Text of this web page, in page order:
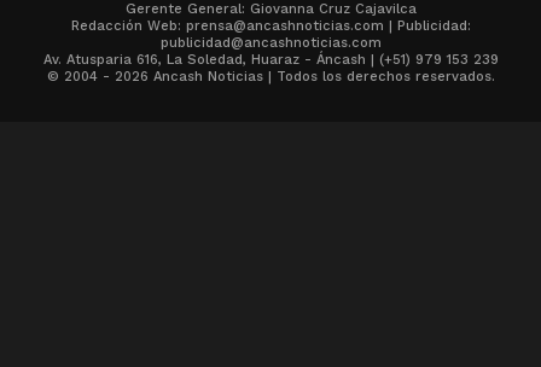
Gerente General: Giovanna Cruz Cajavilca
Redacción Web: prensa@ancashnoticias.com | Publicidad:
publicidad@ancashnoticias.com
Av. Atusparia 616, La Soledad, Huaraz - Áncash | (+51) 979 153 239
© 2004 - 2026 Ancash Noticias | Todos los derechos reservados.